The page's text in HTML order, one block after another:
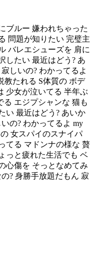
ブルー 嫌われちゃった
問題が知りたい 完璧主
バレエシューズを 肩に
したい 最近はどう? あ
しいの? わかってるよ
教たれる S体質の ボデ
少女が泣いてる 半年ぶ
る エジプシャンな 猫も
い 最近はどう? あいか
の? わかってるよ my
女スパイのスナイパ
てる マドンナの様な 贅
っと疲れた生活でも ベ
心傷を そっとなめてみ
? 身勝手放題だもん 寂